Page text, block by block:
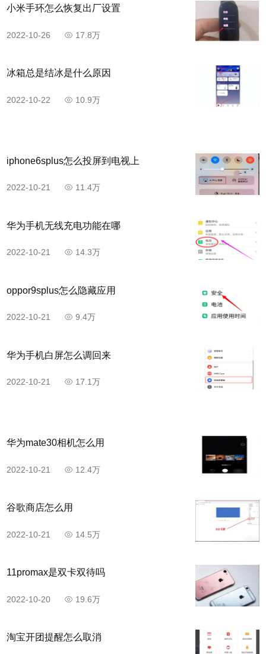
小米手环怎么恢复出厂设置
2022-10-26 17.8万
冰箱总是结冰是什么原因
2022-10-22 10.9万
iphone6splus怎么投屏到电视上
2022-10-21 11.4万
华为手机无线充电功能在哪
2022-10-21 14.3万
oppor9splus怎么隐藏应用
2022-10-21 9.4万
华为手机白屏怎么调回来
2022-10-21 17.1万
华为mate30相机怎么用
2022-10-21 12.4万
谷歌商店怎么用
2022-10-21 14.5万
11promax是双卡双待吗
2022-10-20 19.6万
淘宝开团提醒怎么取消